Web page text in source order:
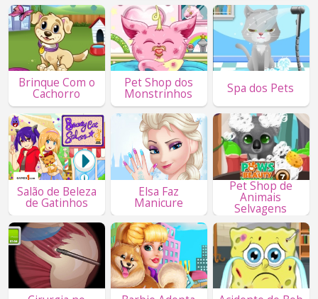
Brinque Com o
Cachorro
Pet Shop dos
Monstrinhos Spa dos Pets
Salão de Beleza
de Gatinhos
Elsa Faz
Manicure
Pet Shop de
Animais
Selvagens